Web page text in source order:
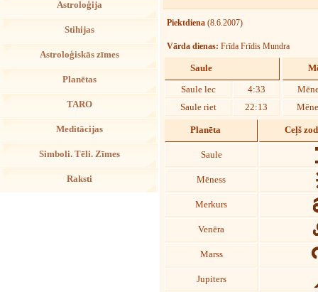
Astroloģija
Stihijas
Astroloģiskās zīmes
Planētas
TARO
Meditācijas
Simboli. Tēli. Zīmes
Raksti
Piektdiena (8.6.2007)
Vārda dienas: Frīda Frīdis Mundra
Saule
Saule lec
4:33
Saule riet
22:13
Planēta Ceļš
Saule
Mēness
Merkurs
Venēra
Marss
Jupiters